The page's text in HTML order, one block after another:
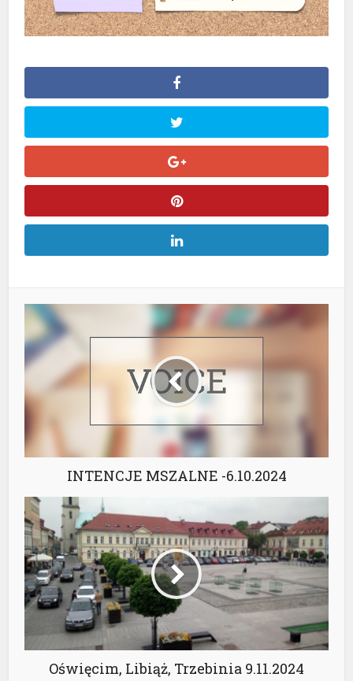
INTENCJE MSZALNE -6.10.2024
Oświęcim, Libiąż, Trzebinia 9.11.2024